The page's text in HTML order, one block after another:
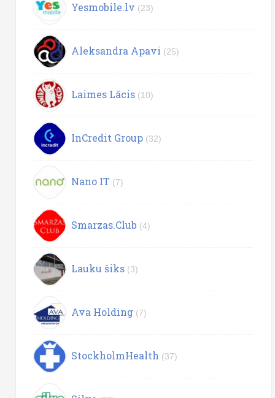
Yesmobile.lv (23)
Aleksandra Apavi (25)
Laimes Lācis (10)
InCredit Group (32)
Nano IT (7)
Smarzas.Club (4)
Lauku šiks (3)
Ava Holding (7)
StockholmHealth (37)